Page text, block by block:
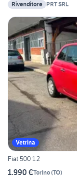
Rivenditore PRT SRL
Vetrina
Fiat 500 1.2
1.990 €Torino(TO)